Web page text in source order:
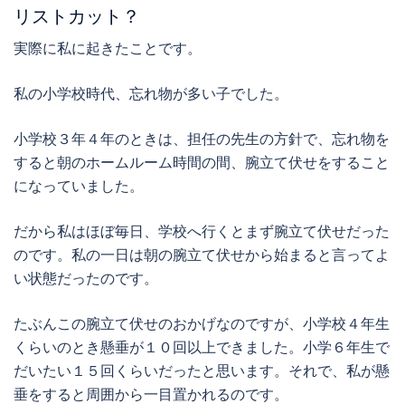
リストカット？
実際に私に起きたことです。
私の小学校時代、忘れ物が多い子でした。
小学校３年４年のときは、担任の先生の方針で、忘れ物を
すると朝のホームルーム時間の間、腕立て伏せをすること
になっていました。
だから私はほぼ毎日、学校へ行くとまず腕立て伏せだった
のです。私の一日は朝の腕立て伏せから始まると言ってよ
い状態だったのです。
たぶんこの腕立て伏せのおかげなのですが、小学校４年生
くらいのとき懸垂が１０回以上できました。小学６年生で
だいたい１５回くらいだったと思います。それで、私が懸
垂をすると周囲から一目置かれるのです。